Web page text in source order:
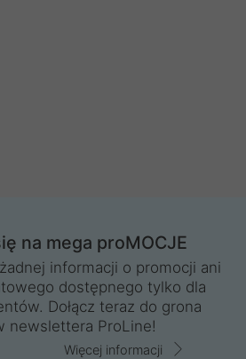
na mega proMOCJE
informacji o promocji ani
dostępnego tylko dla
Dołącz teraz do grona
newslettera ProLine!
Więcej informacji